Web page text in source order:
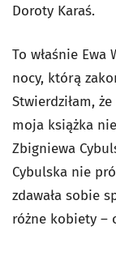
Doroty Karaś.
To właśnie Ewa
nocy, którą
Stwierdziłam,
moja książka
Zbigniewa
Cybulska nie
zdawała sobie
różne kobiety –